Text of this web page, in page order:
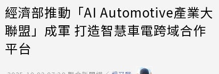
經濟部推動「AI Automotive產業大
聯盟」成軍 打造智慧車電跨域合作
平台